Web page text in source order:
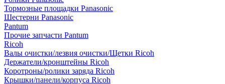
Тормозные площадки Panasonic
Шестерни Panasonic
Pantum
Прочие запчасти Pantum
Ricoh
Валы очистки/лезвия очистки/Щетки Ricoh
Держатели/кронштейны Ricoh
Коротроны/ролики заряда Ricoh
Крышки/панели/корпуса Ricoh